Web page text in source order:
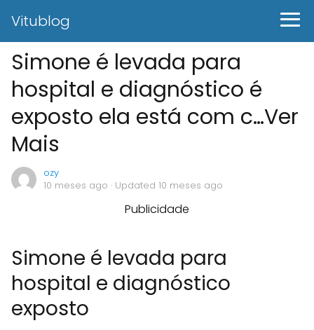
Vitublog
Simone é levada para
hospital e diagnóstico é
exposto ela está com c…Ver
Mais
ozy
10 meses ago · Updated 10 meses ago
Publicidade
Simone é levada para
hospital e diagnóstico
exposto